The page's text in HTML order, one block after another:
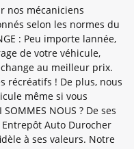
nos mécaniciens
selon les normes du
: Peu importe lannée,
de votre véhicule,
au meilleur prix.
récréatifs ! De plus, nous
même si vous
NOUS ? De ses
Auto Durocher
à ses valeurs. Notre